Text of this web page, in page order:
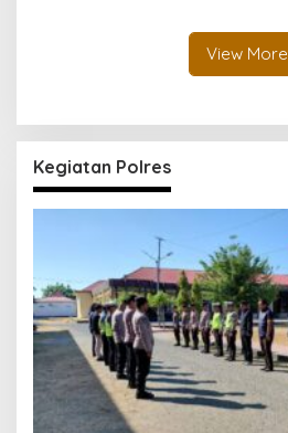
View More
Kegiatan Polres